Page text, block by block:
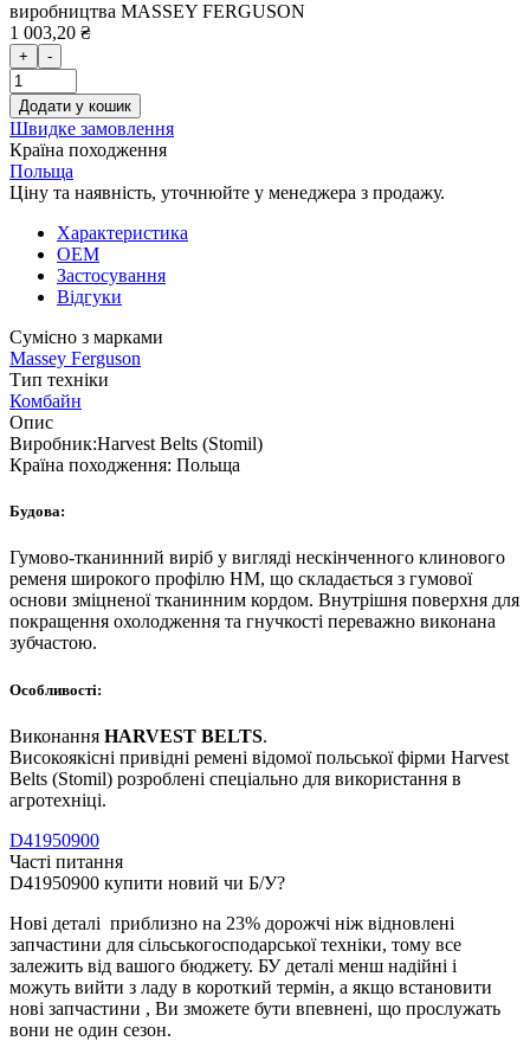
виробництва MASSEY FERGUSON
1 003,20 ₴
+ -
Додати у кошик
Швидке замовлення
Країна походження
Польща
Ціну та наявність, уточнюйте у менеджера з продажу.
Характеристика
OEM
Застосування
Відгуки
Сумісно з марками
Massey Ferguson
Тип техніки
Комбайн
Опис
Виробник:Harvest Belts (Stomil)
Країна походження: Польща
Будова:
Гумово-тканинний виріб у вигляді нескінченного клинового
ременя широкого профілю HM, що складається з гумової
основи зміцненої тканинним кордом. Внутрішня поверхня для
покращення охолодження та гнучкості переважно виконана
зубчастою.
Особливості:
Виконання HARVEST BELTS.
Високоякісні привідні ремені відомої польської фірми Harvest
Belts (Stomil) розроблені спеціально для використання в
агротехніці.
D41950900
Часті питання
D41950900 купити новий чи Б/У?
Нові деталі приблизно на 23% дорожчі ніж відновлені
запчастини для сільськогосподарської техніки, тому все
залежить від вашого бюджету. БУ деталі менш надійні і
можуть вийти з ладу в короткий термін, а якщо встановити
нові запчастини , Ви зможете бути впевнені, що прослужать
вони не один сезон.